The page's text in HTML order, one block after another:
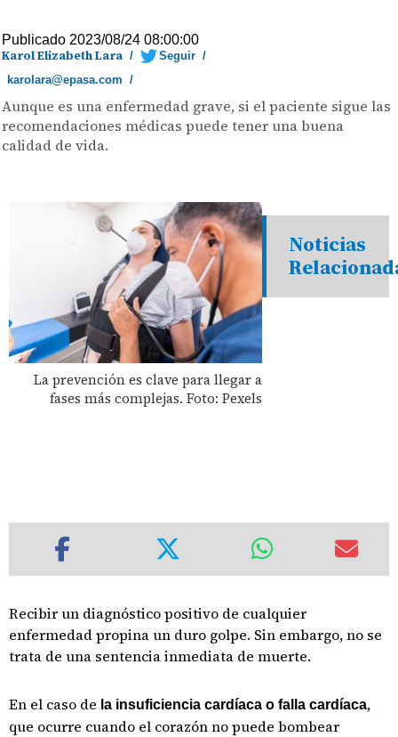
Publicado 2023/08/24 08:00:00
Karol Elizabeth Lara / Seguir /
karolara@epasa.com /
Aunque es una enfermedad grave, si el paciente sigue las
recomendaciones médicas puede tener una buena
calidad de vida.
La prevención es clave para llegar a
fases más complejas. Foto: Pexels
Noticias
Recibir un diagnóstico positivo de cualquier
enfermedad propina un duro golpe. Sin embargo, no se
trata de una sentencia inmediata de muerte.
En el caso de la insuficiencia cardíaca o falla cardíaca,
que ocurre cuando el corazón no puede bombear